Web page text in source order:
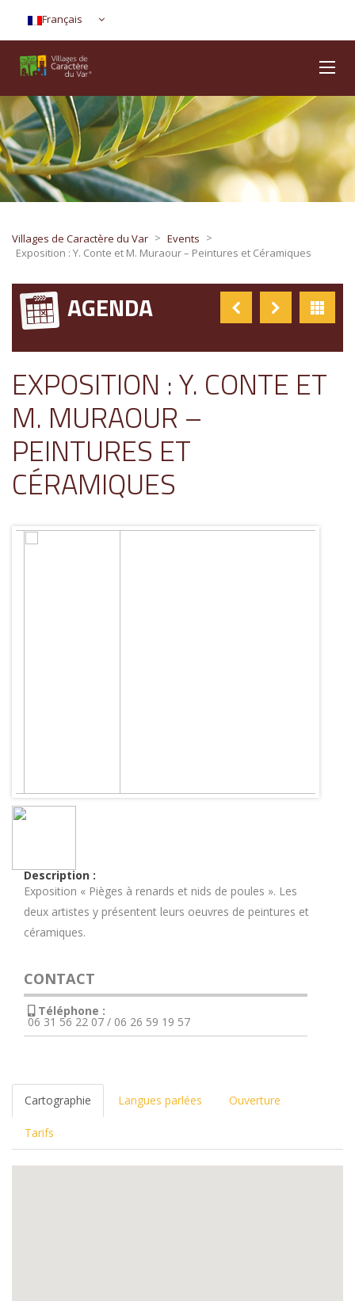
Français
Villages de Caractère du Var > Events >
Exposition : Y. Conte et M. Muraour – Peintures et Céramiques
AGENDA
EXPOSITION : Y. CONTE ET
M. MURAOUR –
PEINTURES ET
CÉRAMIQUES
Description :
Exposition « Pièges à renards et nids de poules ». Les
deux artistes y présentent leurs oeuvres de peintures et
céramiques.
CONTACT
Téléphone :
06 31 56 22 07 / 06 26 59 19 57
Cartographie Langues parlées Ouverture
Tarifs